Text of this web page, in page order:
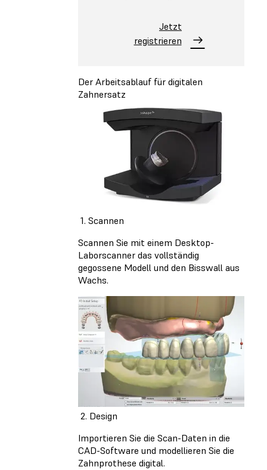
Jetzt
registrieren
Der Arbeitsablauf für digitalen
Zahnersatz
1. Scannen
Scannen Sie mit einem Desktop-
Laborscanner das vollständig
gegossene Modell und den Bisswall aus
Wachs.
2. Design
Importieren Sie die Scan-Daten in die
CAD-Software und modellieren Sie die
Zahnprothese digital.